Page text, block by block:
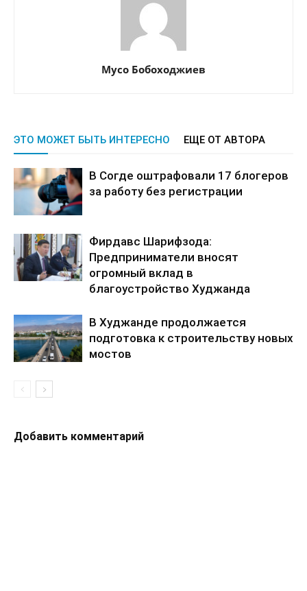
Мусо Бобоходжиев
ЭТО МОЖЕТ БЫТЬ ИНТЕРЕСНО ЕЩЕ ОТ АВТОРА
В Согде оштрафовали 17 блогеров
за работу без регистрации
Фирдавс Шарифзода:
Предприниматели вносят
огромный вклад в
благоустройство Худжанда
В Худжанде продолжается
подготовка к строительству новых
мостов
Добавить комментарий